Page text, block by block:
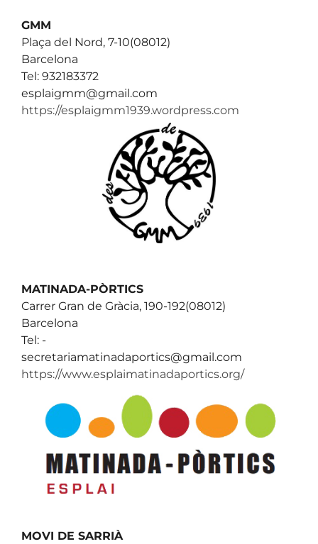
GMM
Plaça del Nord, 7-10(08012)
Barcelona
Tel: 932183372
esplaigmm@gmail.com
https://esplaigmm1939.wordpress.com
MATINADA-PÒRTICS
Carrer Gran de Gràcia, 190-192(08012)
Barcelona
Tel: -
secretariamatinadaportics@gmail.com
https://www.esplaimatinadaportics.org/
MOVI DE SARRIÀ